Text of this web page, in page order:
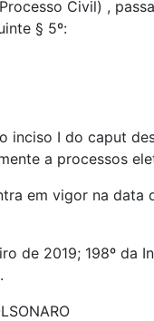
Civil) ,
§ 5º:
inciso I do caput
a processos
em vigor na data
de 2019; 198º da